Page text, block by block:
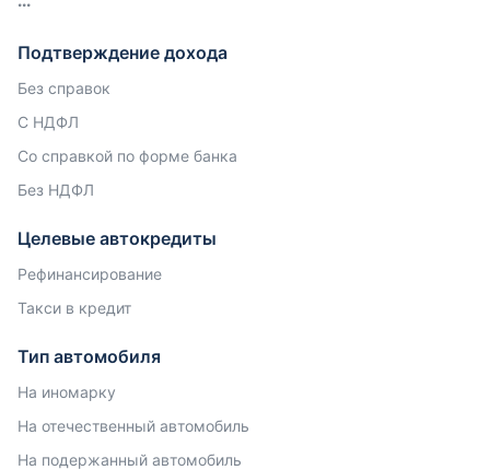
Подтверждение дохода
Без справок
С НДФЛ
Со справкой по форме банка
Без НДФЛ
Целевые автокредиты
Рефинансирование
Такси в кредит
Тип автомобиля
На иномарку
На отечественный автомобиль
На подержанный автомобиль